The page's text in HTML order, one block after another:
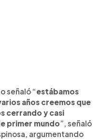
señaló “estábamos
años creemos que
cerrando y casi
primer mundo”, señaló
argumentando